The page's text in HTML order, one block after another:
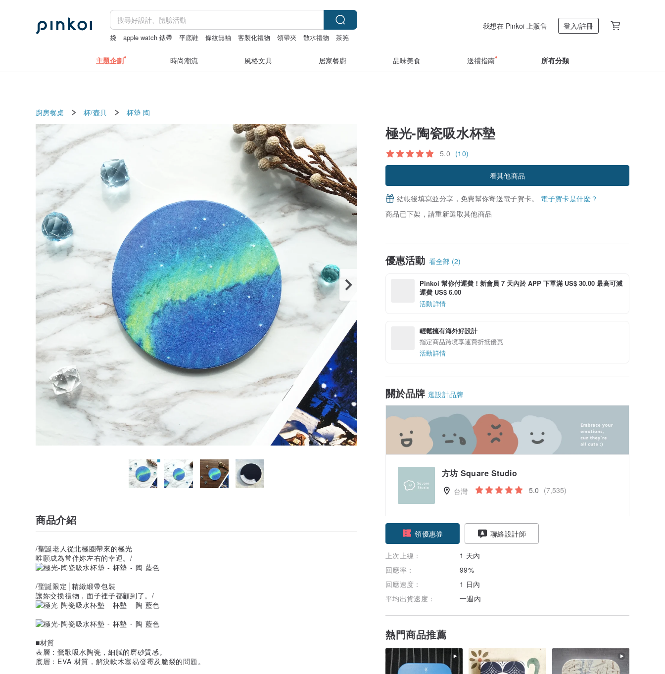
袋 apple watch 錶帶 平底鞋 條紋無袖 客製化禮物 領帶夾 散水禮物 茶筅
我想在 Pinkoi 上販售 登入/註冊
主題企劃 時尚潮流 風格文具 居家餐廚 品味美食 送禮指南 所有分類
廚房餐桌 杯/壺具 杯墊 陶
極光-陶瓷吸水杯墊
5.0 (10)
看其他商品
結帳後填寫並分享，免費幫你寄送電子賀卡。 電子賀卡是什麼？
商品已下架，請重新選取其他商品
優惠活動 看全部 (2)
Pinkoi 幫你付運費！新會員 7 天內於 APP 下單滿 US$ 30.00 最高可減
運費 US$ 6.00
活動詳情
輕鬆擁有海外好設計
指定商品跨境享運費折抵優惠
活動詳情
關於品牌 逛設計品牌
方坊 Square Studio
台灣 5.0 (7,535)
領優惠券
加入關注
聯絡設計師
上次上線：
1 天內
回應率：
99%
回應速度：
1 日內
平均出貨速度：
一週內
熱門商品推薦
商品介紹
/聖誕老人從北極圈帶來的極光
唯願成為常伴妳左右的幸運。/
/聖誕限定│精緻緞帶包裝
讓妳交換禮物，面子裡子都顧到了。/
■材質
表層：鶯歌吸水陶瓷，細膩的磨砂質感。
底層：EVA 材質，解決軟木塞易發霉及脆裂的問題。